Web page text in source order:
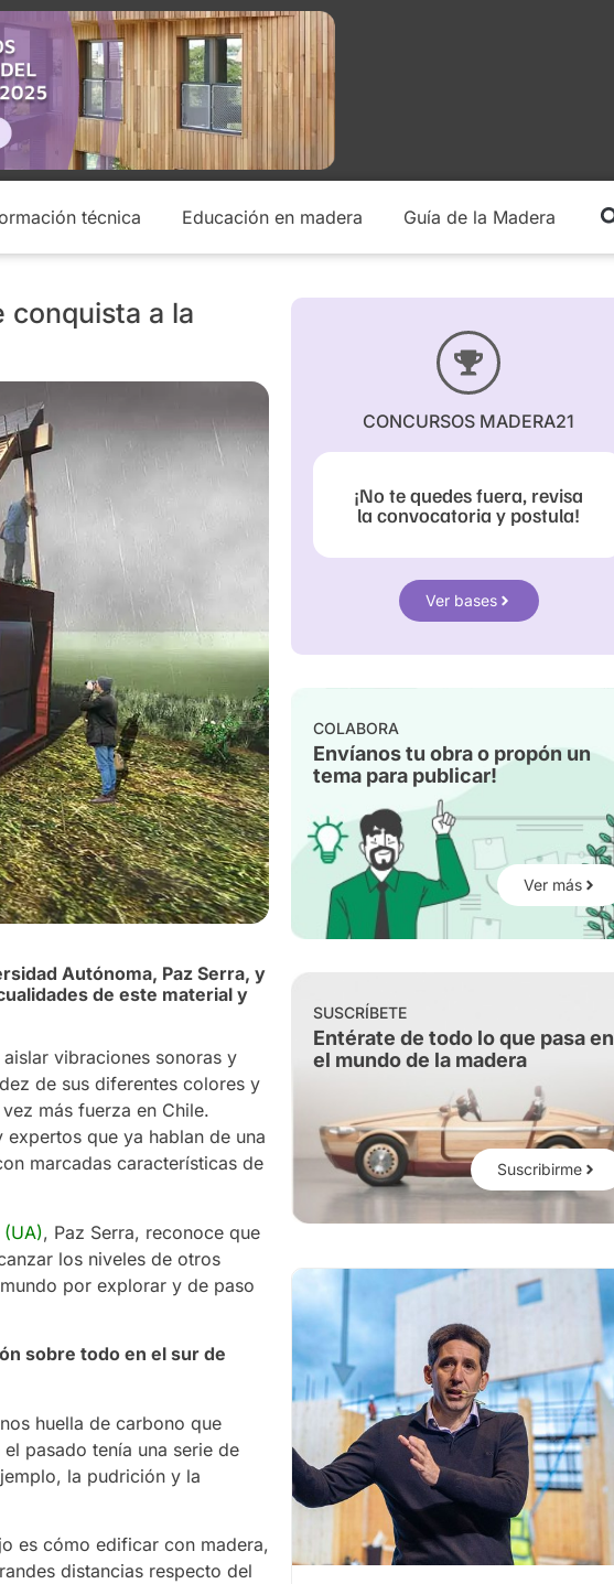
técnica Educación en madera Guía de la Madera
conquista a la
Autónoma, Paz Serra, y
de este material y
vibraciones sonoras y
de sus diferentes colores y
más fuerza en Chile.
que ya hablan de una
marcadas características de
, Paz Serra, reconoce que
los niveles de otros
por explorar y de paso
sobre todo en el sur de
huella de carbono que
pasado tenía una serie de
la pudrición y la
es cómo edificar con madera,
distancias respecto del
CONCURSOS MADERA21
¡No te quedes fuera, revisa
la convocatoria y postula!
Ver bases
COLABORA
Envíanos tu obra o propón un
tema para publicar!
Ver más
SUSCRÍBETE
Entérate de todo lo que pasa en
el mundo de la madera
Suscribirme